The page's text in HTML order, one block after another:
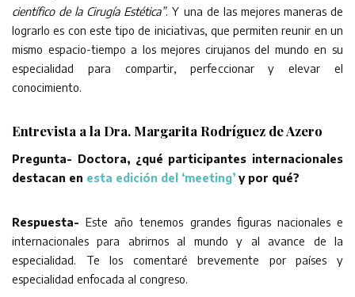
científico de la Cirugía Estética”. Y una de las mejores maneras de
lograrlo es con este tipo de iniciativas, que permiten reunir en un
mismo espacio-tiempo a los mejores cirujanos del mundo en su
especialidad para compartir, perfeccionar y elevar el
conocimiento.
Entrevista a la Dra. Margarita Rodríguez de Azero
Pregunta- Doctora, ¿qué participantes internacionales
destacan en esta edición del ‘meeting’ y por qué?
Respuesta-Este año tenemos grandes figuras nacionales e
internacionales para abrirnos al mundo y al avance de la
especialidad. Te los comentaré brevemente por países y
especialidad enfocada al congreso.